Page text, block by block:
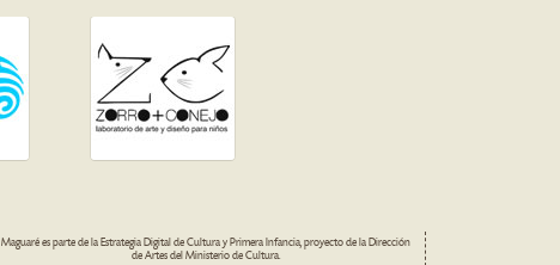
Maguaré es parte de la Estrategia Digital de Cultura y Primera Infancia, proyecto de la Dirección
de Artes del Ministerio de Cultura.